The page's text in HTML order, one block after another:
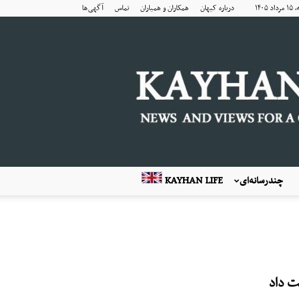
درباره کیهان همکاران و همیاران تماس آگهی‌ها
KAYHAN LIFE چندرسانه‌ای
داد